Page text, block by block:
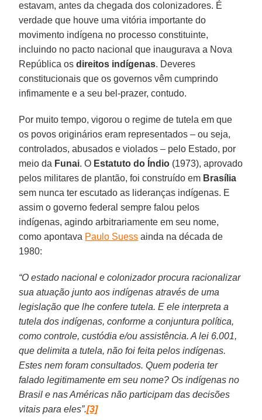
estavam, antes da chegada dos colonizadores. É
verdade que houve uma vitória importante do
movimento indígena no processo constituinte,
incluindo no pacto nacional que inaugurava a Nova
República osdireitos indígenas. Deveres
constitucionais que os governos vêm cumprindo
infimamente e a seu bel-prazer, contudo.
Por muito tempo, vigorou o regime de tutela em que
os povos originários eram representados – ou seja,
controlados, abusados e violados – pelo Estado, por
meio da Funai. O Estatuto do Índio (1973), aprovado
pelos militares de plantão, foi construído em Brasília
sem nunca ter escutado as lideranças indígenas. E
assim o governo federal sempre falou pelos
indígenas, agindo arbitrariamente em seu nome,
como apontava Paulo Suess ainda na década de
1980:
“O estado nacional e colonizador procura racionalizar
sua atuação junto aos indígenas através de uma
legislação que lhe confere tutela. E ele interpreta a
tutela dos indígenas, conforme a conjuntura política,
como controle, custódia e/ou assistência. A lei 6.001,
que delimita a tutela, não foi feita pelos indígenas.
Estes nem foram consultados. Quem poderia ter
falado legitimamente em seu nome? Os indígenas no
Brasil e nas Américas não participam das decisões
vitais para eles”.[3]